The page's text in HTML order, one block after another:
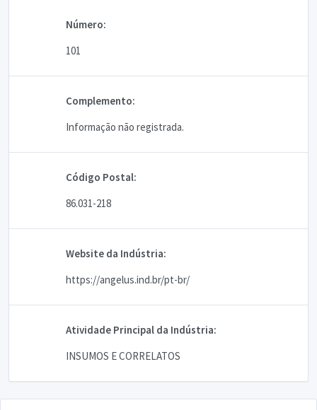
Número:
101
Complemento:
Informação não registrada.
Código Postal:
86.031-218
Website da Indústria:
https://angelus.ind.br/pt-br/
Atividade Principal da Indústria:
INSUMOS E CORRELATOS